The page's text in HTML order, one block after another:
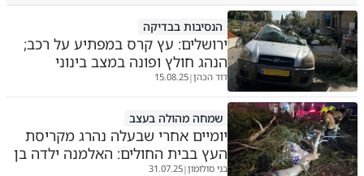
הנסיבות בבדיקה
ירושלים: עץ קרס במפתיע על רכב;
הנהג חולץ ופונה במצב בינוני
דוד הכהן|
15.08.25
שמחה מהולה בעצב
יומיים אחרי שבעלה נהרג מקריסת
העץ בבית החולים: האלמנה ילדה בן
בני סולומון|
31.07.25